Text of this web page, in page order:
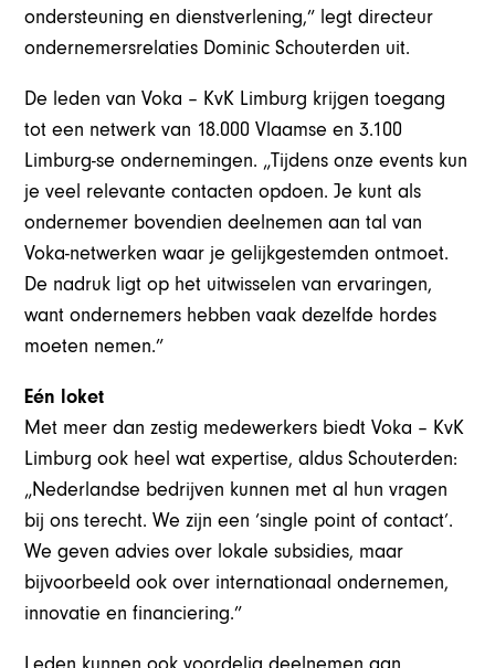
ondersteuning en dienstverlening,” legt directeur
ondernemersrelaties Dominic Schouterden uit.
De leden van Voka – KvK Limburg krijgen toegang
tot een netwerk van 18.000 Vlaamse en 3.100
Limburg-se ondernemingen. „Tijdens onze events kun
je veel relevante contacten opdoen. Je kunt als
ondernemer bovendien deelnemen aan tal van
Voka-netwerken waar je gelijkgestemden ontmoet.
De nadruk ligt op het uitwisselen van ervaringen,
want ondernemers hebben vaak dezelfde hordes
moeten nemen.”
Eén loket
Met meer dan zestig medewerkers biedt Voka – KvK
Limburg ook heel wat expertise, aldus Schouterden:
„Nederlandse bedrijven kunnen met al hun vragen
bij ons terecht. We zijn een ‘single point of contact’.
We geven advies over lokale subsidies, maar
bijvoorbeeld ook over internationaal ondernemen,
innovatie en financiering.”